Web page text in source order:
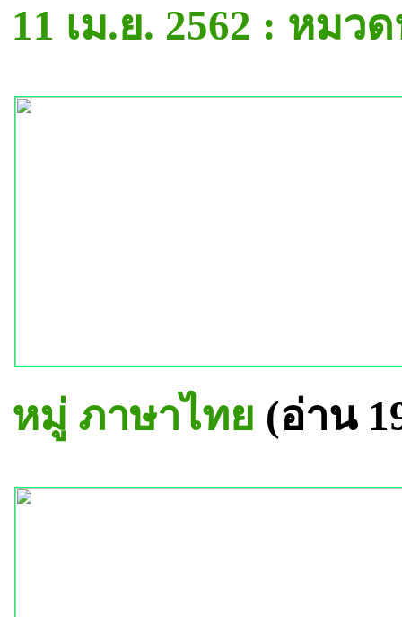
11 เม.ย. 2562 : หมว
หมู่ ภาษาไทย (อ่าน